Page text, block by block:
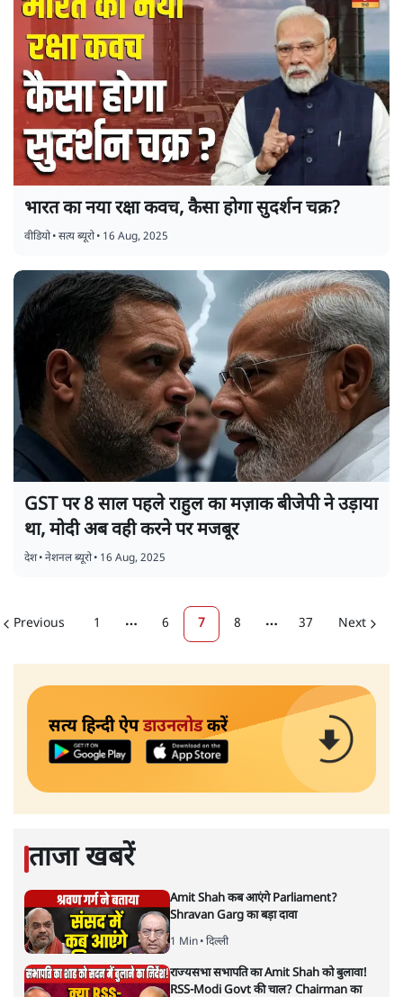
भारत का नया रक्षा कवच, कैसा होगा सुदर्शन चक्र?
वीडियो•सत्य ब्यूरो• 16 Aug, 2025
GST पर 8 साल पहले राहुल का मज़ाक बीजेपी ने उड़ाया
था, मोदी अब वही करने पर मजबूर
देश•नेशनल ब्यूरो• 16 Aug, 2025
Previous 1 More pages
6 7 8 More pages
37 Next
सत्य हिन्दी ऐपडाउनलोडकरें
ताजा खबरें
Amit Shah कब आएंगे Parliament?
Shravan Garg का बड़ा दावा
1 Min• दिल्ली
राज्यसभा सभापति का Amit Shah को बुलावा!
RSS-Modi Govt की चाल? Chairman का